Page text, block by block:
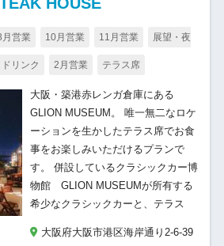
月営業 10月営業 11月営業 展望・夜
リンク 2月営業 テラス席
大阪・築港赤レンガ倉庫にある
GLION MUSEUM。 唯一無二なロケ
ーションを生かしたテラス席でお食
事をお楽しみいただけるプランで
す。 併設しているクラシックカー博
物館 GLION MUSEUMが所有する
希少なクラシックカーと、テラス
大阪府大阪市港区海岸通り2-6-39